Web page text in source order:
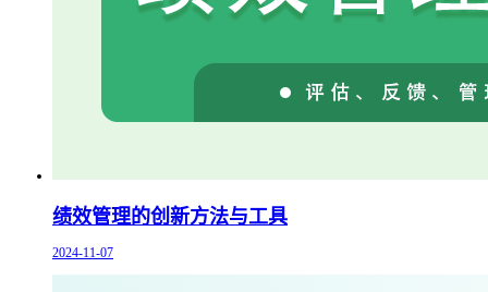
绩效管理的创新方法与工具
2024-11-07